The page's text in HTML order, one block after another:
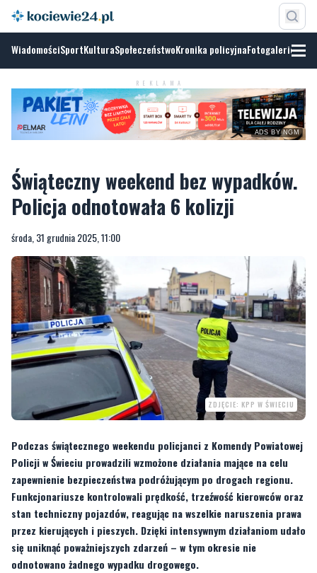
WiadomościSportKulturaSpołeczeństwoKronika policyjnaFotogalerie
REKLAMA
ADS BY NGM
Świąteczny weekend bez wypadków.
Policja odnotowała 6 kolizji
środa, 31 grudnia 2025, 11:00
ZDJĘCIE: KPP W ŚWIECIU
Podczas świątecznego weekendu policjanci z Komendy Powiatowej
Policji w Świeciu prowadzili wzmożone działania mające na celu
zapewnienie bezpieczeństwa podróżującym po drogach regionu.
Funkcjonariusze kontrolowali prędkość, trzeźwość kierowców oraz
stan techniczny pojazdów, reagując na wszelkie naruszenia prawa
przez kierujących i pieszych. Dzięki intensywnym działaniom udało
się uniknąć poważniejszych zdarzeń – w tym okresie nie
odnotowano żadnego wypadku drogowego.